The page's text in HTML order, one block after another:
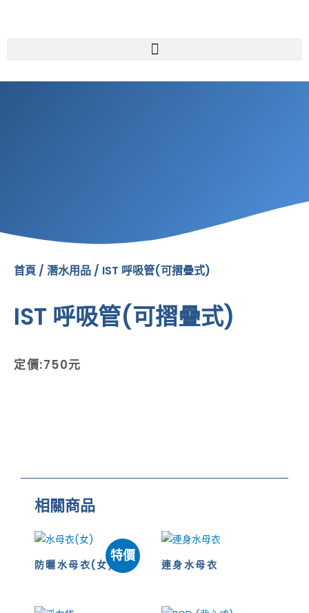
首頁 / 潛水用品 / IST 呼吸管(可摺疊式)
IST 呼吸管(可摺疊式)
定價:750元
相關商品
特價
防曬水母衣(女) 連身水母衣